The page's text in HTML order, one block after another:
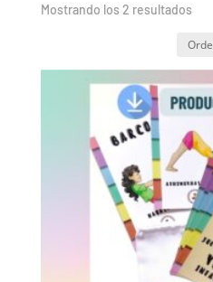
Mostrando los 2 resultados
los